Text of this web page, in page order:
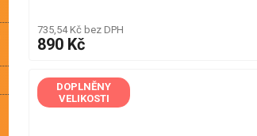
735,54 Kč bez DPH
890 Kč
DOPLNĚNY
VELIKOSTI